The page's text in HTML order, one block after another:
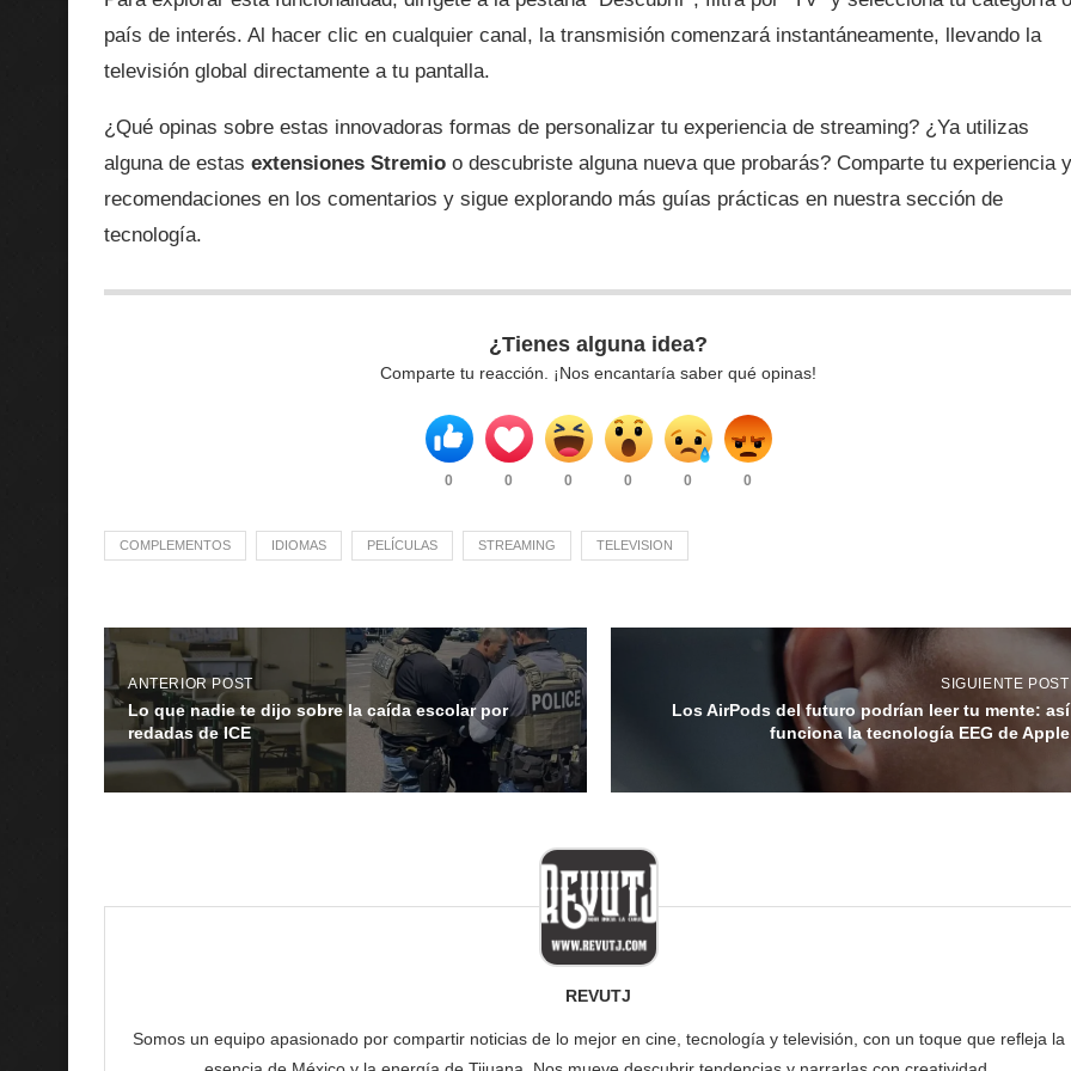
país de interés. Al hacer clic en cualquier canal, la transmisión comenzará instantáneamente, llevando la
televisión global directamente a tu pantalla.
¿Qué opinas sobre estas innovadoras formas de personalizar tu experiencia de streaming? ¿Ya utilizas
alguna de estas extensiones Stremio o descubriste alguna nueva que probarás? Comparte tu experiencia y
recomendaciones en los comentarios y sigue explorando más guías prácticas en nuestra sección de
tecnología.
¿Tienes alguna idea?
Comparte tu reacción. ¡Nos encantaría saber qué opinas!
0 0 0 0 0 0
COMPLEMENTOS IDIOMAS PELÍCULAS STREAMING TELEVISION
ANTERIOR POST
Lo que nadie te dijo sobre la caída escolar por
redadas de ICE
SIGUIENTE POST
Los AirPods del futuro podrían leer tu mente: así
funciona la tecnología EEG de Apple
REVUTJ
Somos un equipo apasionado por compartir noticias de lo mejor en cine, tecnología y televisión, con un toque que refleja la